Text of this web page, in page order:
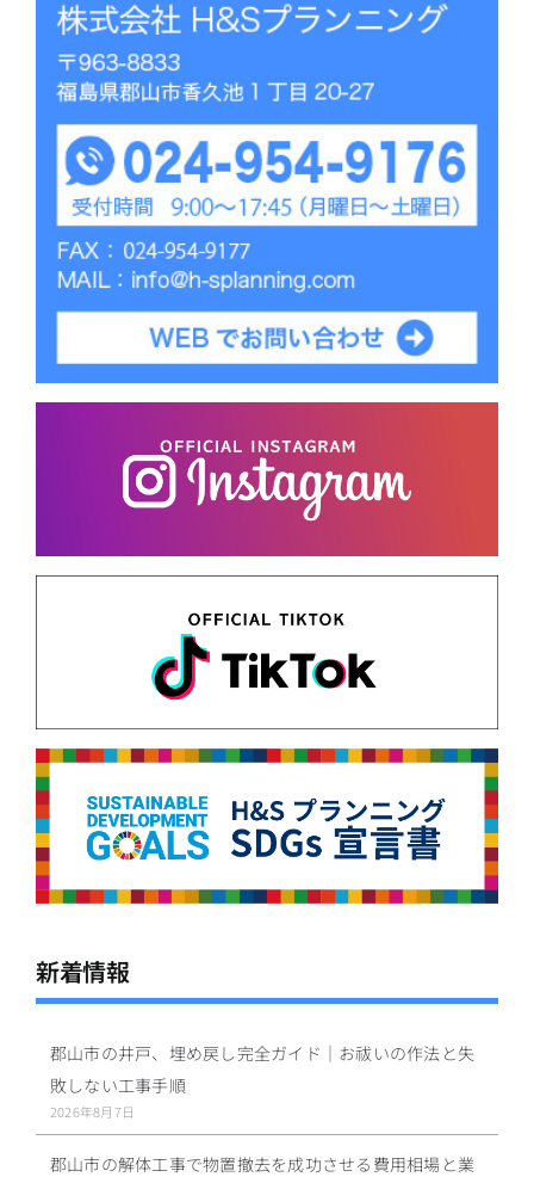
新着情報
郡山市の井戸、埋め戻し完全ガイド｜お祓いの作法と失
敗しない工事手順
2026年8月7日
郡山市の解体工事で物置撤去を成功させる費用相場と業